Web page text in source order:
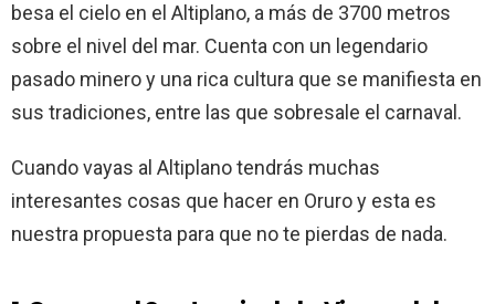
besa el cielo en el Altiplano, a más de 3700 metros
sobre el nivel del mar. Cuenta con un legendario
pasado minero y una rica cultura que se manifiesta en
sus tradiciones, entre las que sobresale el carnaval.
Cuando vayas al Altiplano tendrás muchas
interesantes cosas que hacer en Oruro y esta es
nuestra propuesta para que no te pierdas de nada.